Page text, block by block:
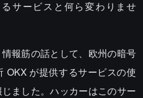
サービスと何ら変わりませ
報筋の話として、欧州の暗号
OKX が提供するサービスの使
ました。ハッカーはこのサー